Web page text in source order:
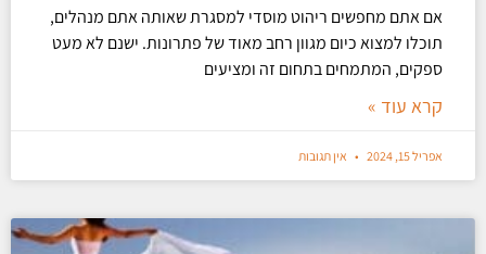
אם אתם מחפשים ריהוט מוסדי למסגרת שאותה אתם מנהלים,
תוכלו למצוא כיום מגוון רחב מאוד של פתרונות. ישנם לא מעט
ספקים, המתמחים בתחום זה ומציעים
קרא עוד »
אפריל 15, 2024 אין תגובות